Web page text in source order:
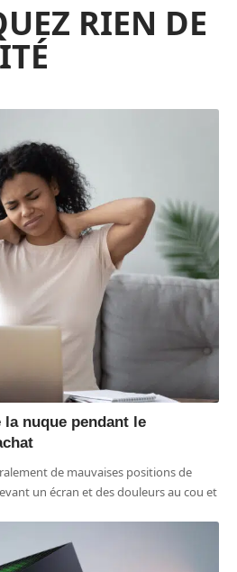
RIEN DE
nuque pendant le
de mauvaises positions de
un écran et des douleurs au cou et